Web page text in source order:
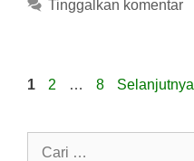
Tinggalkan komentar
Halaman
1 Halaman
2 … Halaman
8 Selanjutnya
Cari